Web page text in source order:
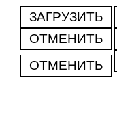
ЗАГРУЗИТЬ
ОТМЕНИТЬ
ОТМЕНИТЬ